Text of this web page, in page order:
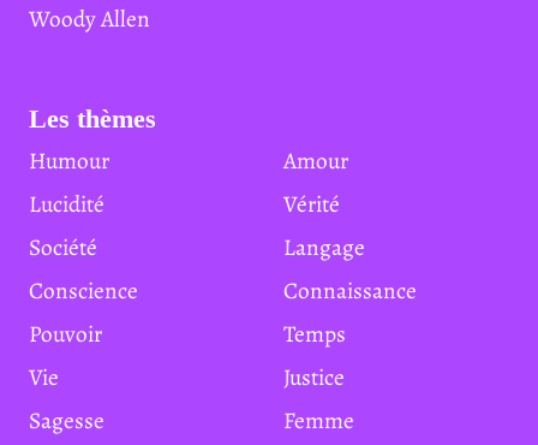
Woody Allen
Les thèmes
Humour
Amour
Lucidité
Vérité
Société
Langage
Conscience
Connaissance
Pouvoir
Temps
Vie
Justice
Sagesse
Femme